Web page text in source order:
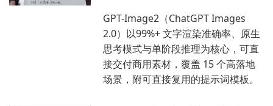
GPT-Image2（ChatGPT Images
2.0）以99%+ 文字渲染准确率、原生
思考模式与单阶段推理为核心，可直
接交付商用素材，覆盖 15 个高落地
场景，附可直接复用的提示词模板。